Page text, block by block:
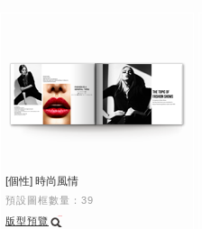
[個性] 時尚風情
預設圖框數量：39
版型預覽